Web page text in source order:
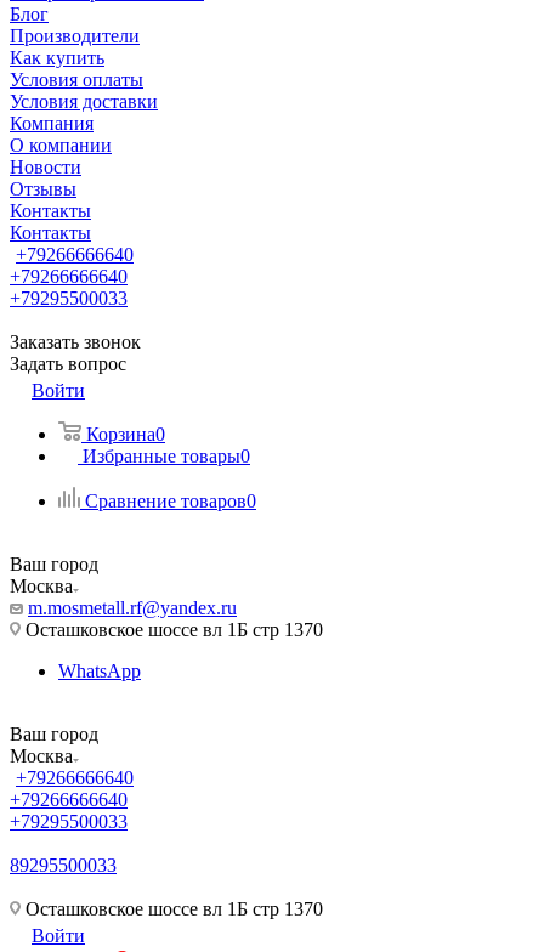
Блог
Производители
Как купить
Условия оплаты
Условия доставки
Компания
О компании
Новости
Отзывы
Контакты
Контакты
+79266666640
+79266666640
+79295500033
Заказать звонок
Задать вопрос
Войти
Корзина0
Избранные товары0
Сравнение товаров0
Ваш город
Москва
m.mosmetall.rf@yandex.ru
Осташковское шоссе вл 1Б стр 1370
WhatsApp
Ваш город
Москва
+79266666640
+79266666640
+79295500033
89295500033
Осташковское шоссе вл 1Б стр 1370
Войти